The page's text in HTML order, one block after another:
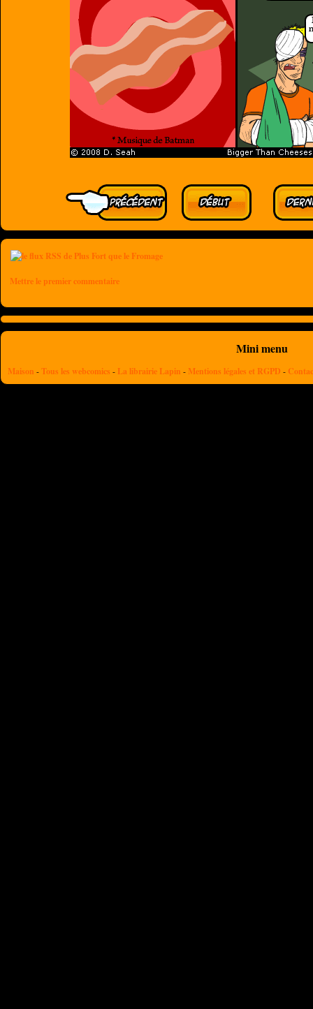
Mettre le premier commentaire
Mini menu
Maison -Tous les webcomics - La librairie Lapin - Mentions légales et RGPD -